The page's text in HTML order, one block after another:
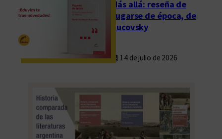
Más allá: reseña de
Fugarse de época, de
Rucovsky
14 de julio de 2026